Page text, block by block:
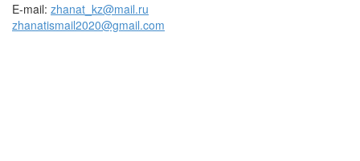
E-mail: zhanat_kz@mail.ru
zhanatismail2020@gmail.com